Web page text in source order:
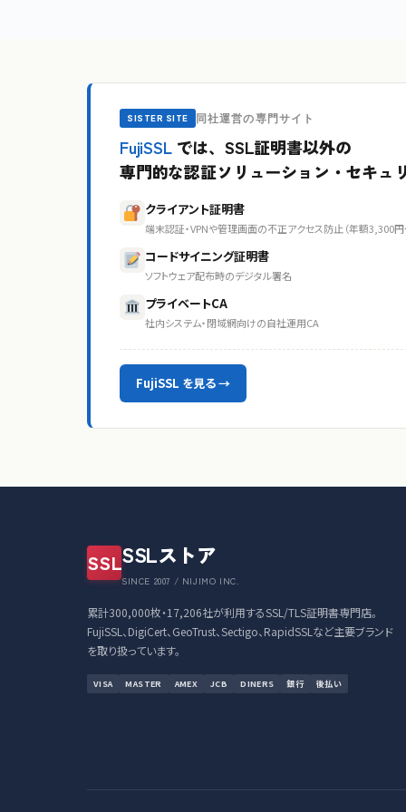
SISTER SITE 同社運営の専門サイト
FujiSSLでは、SSL証明書以外の
専門的な認証ソリューション・セキュ
クライアント証明書
端末認証・VPNや管理画面の不正アクセス防止（年額3,300円
コードサイニング証明書
ソフトウェア配布時のデジタル署名
プライベートCA
社内システム・閉域網向けの自社運用CA
FujiSSL を見る →
SSLSSLストア
SINCE 2007 / NIJIMO INC.
累計300,000枚・17,206社が利用するSSL/TLS証明書専門店。
FujiSSL、DigiCert、GeoTrust、Sectigo、RapidSSLなど主要ブランド
を取り扱っています。
VISA MASTER AMEX JCB DINERS 銀行 後払い